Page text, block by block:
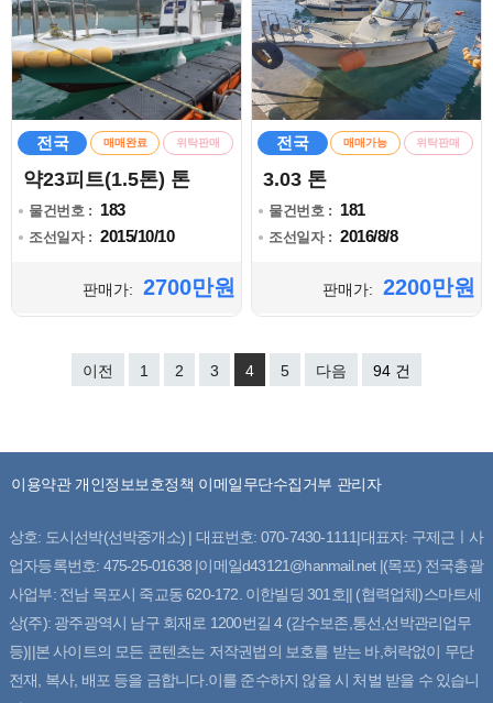
전국 매매완료 위탁판매
약23피트(1.5톤) 톤
물건번호 : 183
조선일자 : 2015/10/10
판매가: 2700만원
전국 매매가능 위탁판매
3.03 톤
물건번호 : 181
조선일자 : 2016/8/8
판매가: 2200만원
이전 1 2 3 4 5 다음 94 건
이용약관 개인정보보호정책 이메일무단수집거부 관리자
상호: 도시선박(선박중개소) | 대표번호: 070-7430-1111|대표자: 구제근ㅣ사
업자등록번호: 475-25-01638 |이메일d43121@hanmail.net |(목포) 전국총괄
사업부: 전남 목포시 죽교동 620-172. 이한빌딩 301호|| (협력업체)스마트세
상(주): 광주광역시 남구 회재로 1200번길 4 (감수보존,통선,선박관리업무
등)||본 사이트의 모든 콘텐츠는 저작권법의 보호를 받는 바,허락없이 무단
전재, 복사, 배포 등을 금합니다.이를 준수하지 않을 시 처벌 받을 수 있습니